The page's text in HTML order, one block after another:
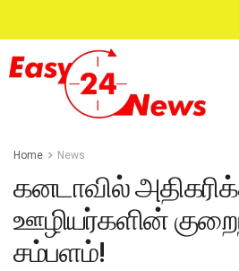
Home News
கனடாவில்
ஊழியர்களின்
சம்பளம்!